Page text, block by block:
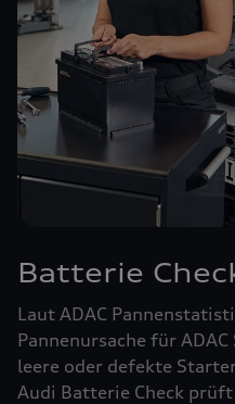
Batterie
Laut ADAC
Pannenursache für
leere oder defekte
Audi Batterie Check